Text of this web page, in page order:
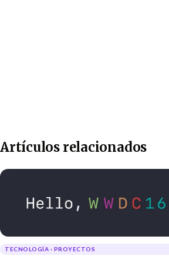
Artículos relacionados
TECNOLOGÍA · PROYECTOS